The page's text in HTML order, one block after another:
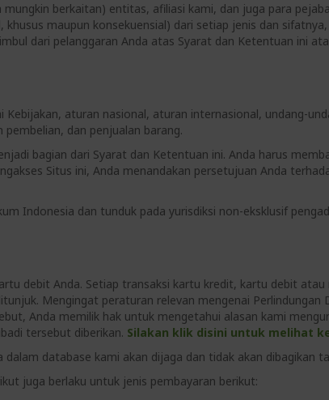
berkaitan) entitas, afiliasi kami, dan juga para
maupun konsekuensial) dari setiap jenis dan
dari pelanggaran Anda atas Syarat dan Ketentuan ini
aturan nasional, aturan internasional, undang-
dan penjualan barang.
bagian dari Syarat dan Ketentuan ini. Anda harus
Situs ini, Anda menandakan persetujuan Anda
Indonesia dan tunduk pada yurisdiksi non-eksklusif
debit Anda. Setiap transaksi kartu kredit, kartu debit
Mengingat peraturan relevan mengenai
Anda memilik hak untuk mengetahui alasan kami
tersebut diberikan. Silakan klik disini untuk melihat
database kami akan dijaga dan tidak akan dibagikan
juga berlaku untuk jenis pembayaran berikut: